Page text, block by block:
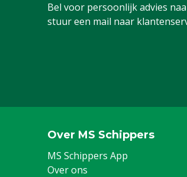
Bel voor persoonlijk advies
stuur een mail naar
Over MS Schippers
MS Schippers App
Over ons